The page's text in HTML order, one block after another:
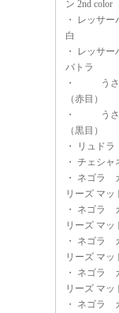
ン 2nd color
・
レッサー
白
・
レッサー
バトラ
・
う
（赤目）
・
う
（黒目）
・
リュド
・ チェシャ
・ ネゴラ
リーズ マッ
・ ネゴラ
リーズ マッ
・ ネゴラ
リーズ マッ
・ ネゴラ
リーズ マッ
・ ネゴラ